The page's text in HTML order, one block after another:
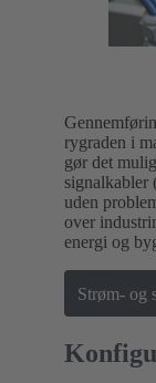
rygraden i
gør det
signalkabler
uden
over
energi og
Strøm- og